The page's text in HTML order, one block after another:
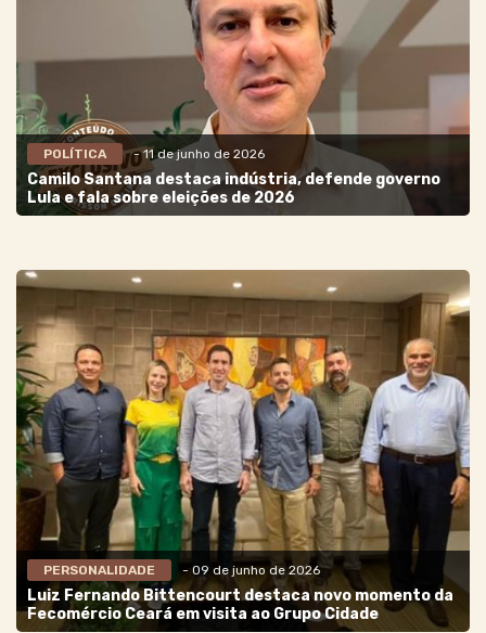
POLÍTICA - 11 de junho de 2026
Camilo Santana destaca indústria, defende governo
Lula e fala sobre eleições de 2026
PERSONALIDADE - 09 de junho de 2026
Luiz Fernando Bittencourt destaca novo momento da
Fecomércio Ceará em visita ao Grupo Cidade